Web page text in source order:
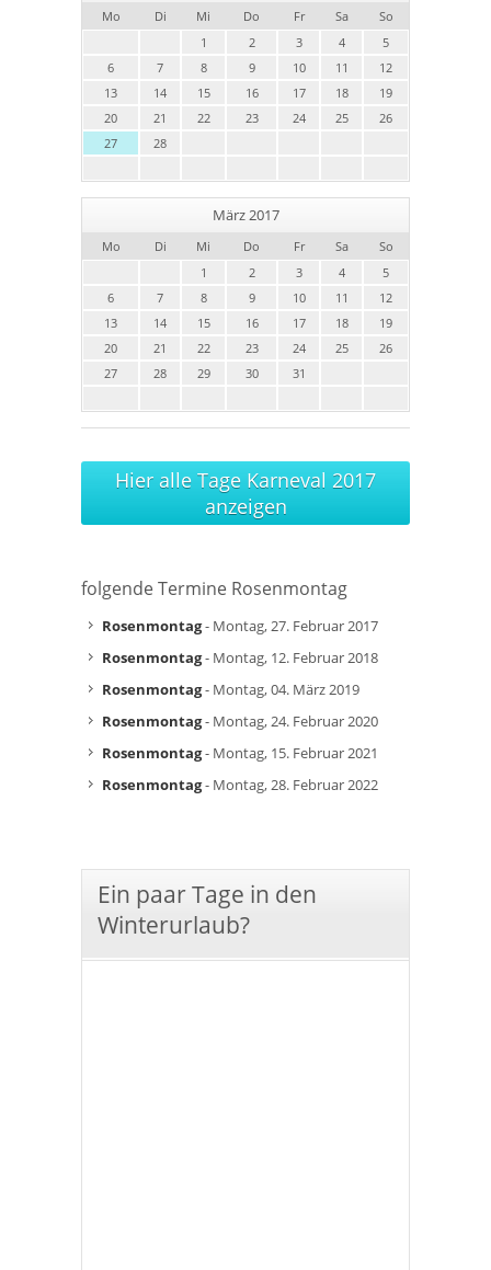
Mo Di Mi Do Fr Sa
So
1
2 3 4
5
6
7 8 9 10 11
12
13
14 15 16 17 18
19
20
21 22 23 24 25
26
27
28
März 2017
Mo Di Mi Do Fr Sa
So
1
2 3 4
5
6
7 8 9 10 11
12
13
14 15 16 17 18
19
20
21 22 23 24 25
26
27
28 29 30 31
Hier alle Tage Karneval 2017
anzeigen
folgende Termine Rosenmontag
Rosenmontag- Montag, 27. Februar 2017
Rosenmontag- Montag, 12. Februar 2018
Rosenmontag- Montag, 04. März 2019
Rosenmontag- Montag, 24. Februar 2020
Rosenmontag- Montag, 15. Februar 2021
Rosenmontag- Montag, 28. Februar 2022
Ein paar Tage in den
Winterurlaub?